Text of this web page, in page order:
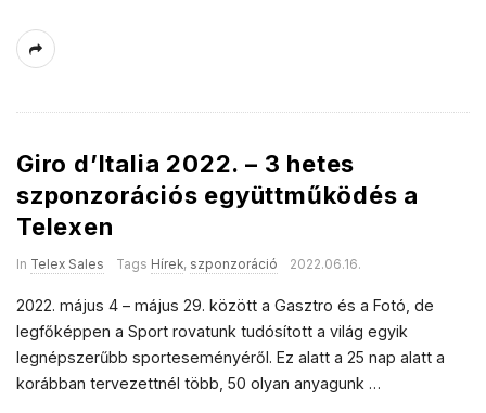
Giro d’Italia 2022. – 3 hetes
szponzorációs együttműködés a
Telexen
In Telex Sales Tags Hírek, szponzoráció 2022.06.16.
2022. május 4 – május 29. között a Gasztro és a Fotó, de
legfőképpen a Sport rovatunk tudósított a világ egyik
legnépszerűbb sporteseményéről. Ez alatt a 25 nap alatt a
korábban tervezettnél több, 50 olyan anyagunk …